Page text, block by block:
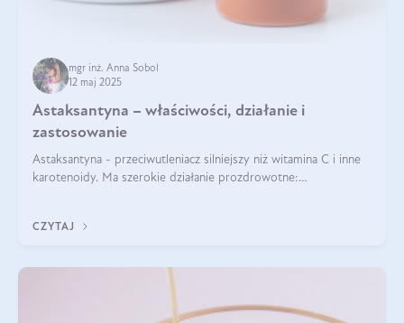
mgr inż. Anna Sobol
12 maj 2025
Astaksantyna – właściwości, działanie i
zastosowanie
Astaksantyna - przeciwutleniacz silniejszy niż witamina C i inne
karotenoidy. Ma szerokie działanie prozdrowotne:
CZYTAJ